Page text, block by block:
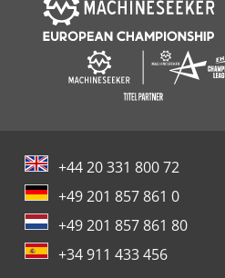
+44 20 331 800 72
+49 201 857 861 0
+49 201 857 861 80
+34 911 433 456